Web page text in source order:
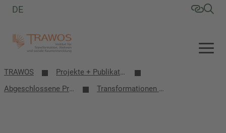
DE
TRAWOS
Projekte + Publikationen
Abgeschlossene Projekte
Transformationen der Arbeits-, Sozial- und Lebenswelten in der Oberlausitz